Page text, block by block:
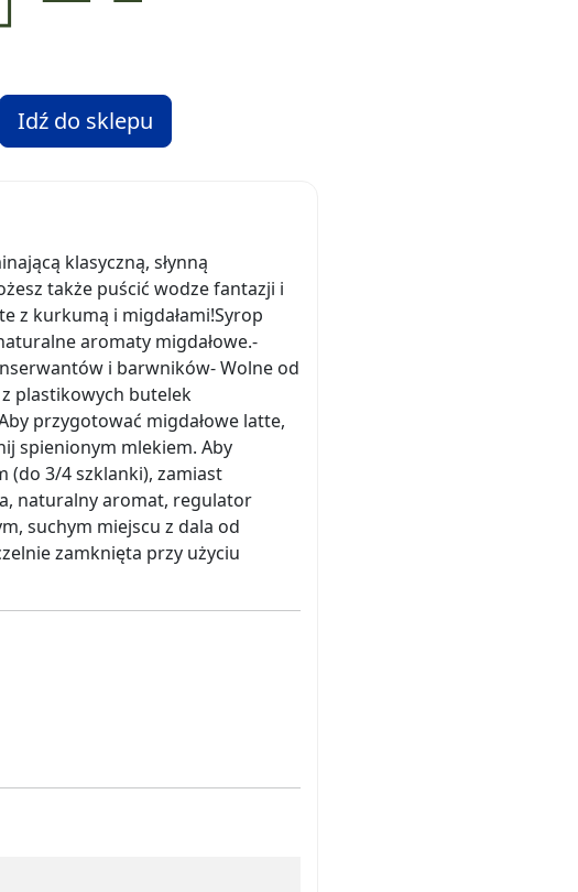
Idź do sklepu
klasyczną, słynną
także puścić wodze fantazji i
z kurkumą i migdałami!Syrop
aromaty migdałowe.-
i barwników- Wolne od
plastikowych butelek
przygotować migdałowe latte,
spienionym mlekiem. Aby
(do 3/4 szklanki), zamiast
naturalny aromat, regulator
suchym miejscu z dala od
zamknięta przy użyciu